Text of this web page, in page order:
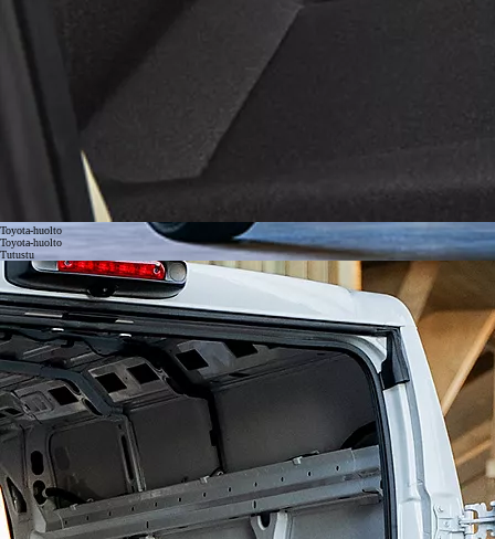
Toyota Kaskovakuutus
Voit valita suppeamman Osakaskon tai kattavan Täyskaskon, joita voit halutessasi täydentää lisäturvilla.
Toyota-huolto
Toyota-huolto
Tutustu
Palvelumme on suunniteltu pitämään Toyotasi suorituskykyisenä vuosia. Toyota-merkkihuolto takaa
luotettavuuden ja aktivoi pitkä akkuturvat sekä hybridi- ja EV-järjestelmien takuuedut.